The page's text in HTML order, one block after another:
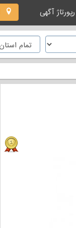
رپورتاژ آگهی